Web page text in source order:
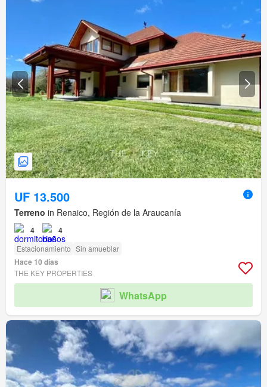
UF 13.500
Terreno in Renaico, Región de la Araucanía
4 4
Estacionamiento Sin amueblar
Hace 10 días
THE KEY PROPERTIES
WhatsApp